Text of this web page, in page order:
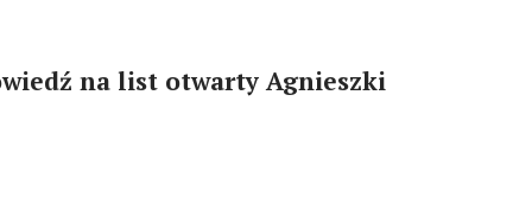
na list otwarty Agnieszki